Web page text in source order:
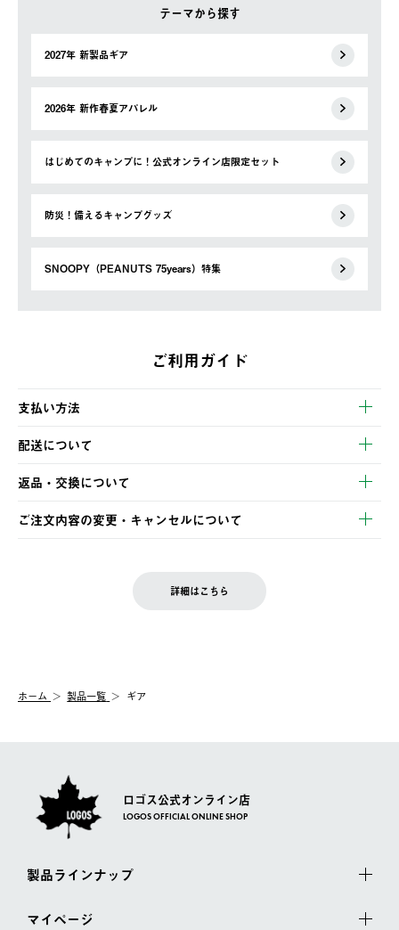
テーマから探す
2027年 新製品ギア
2026年 新作春夏アパレル
はじめてのキャンプに！公式オンライン店限定セット
防災！備えるキャンプグッズ
SNOOPY（PEANUTS 75years）特集
ご利用ガイド
支払い方法
以下のいずれかの方法でお支払いいただけます。
・クレジットカード決済
・コンビニ決済
・Pay-easy決済
配送について
【発送スケジュール】
ご注文・ご入金完了より2営業日以内に商品を発送いたします。
土日祝の発送はございませんので、木曜日以降のご注文は週明け
の発送となる場合がございます。
【配送業者】
佐川急便にて配送されます。
返品・交換について
※お客様都合の場合
お客様都合の返品にかかる送料は、お客様ご負担とさせていただ
一度お手元の商品を返品いただき、ご希望商品を再注文してくだ
ご注文内容の変更・キャンセルについて
LOGOS FAMILY会員の方は、会員マイページ内 購入履歴画面に
詳細はこちら
ホーム 製品一覧 ギア
ロゴス公式オンライン店
LOGOS OFFICIAL ONLINE SHOP
製品ラインナップ
マイページ